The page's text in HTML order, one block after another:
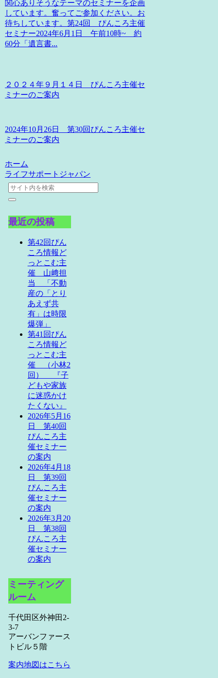
関心ありそうなテーマのセミナーを企画
しています。奮ってご参加ください。お
待ちしています。第24回 ぴんころ主催
セミナー2024年6月1日 午前10時~ 約
60分「遺言書...
２０２４年９月１４日 ぴんころ主催セ
ミナーのご案内
2024年10月26日 第30回ぴんころ主催セ
ミナーのご案内
ホーム
ライフサポートジャパン
最近の投稿
第42回ぴん
ころ情報ど
っとこむ主
催 山﨑担
当 「不動
産の「とり
あえず共
有」は時限
爆弾」
第41回ぴん
ころ情報ど
っとこむ主
催 （小林2
回） 『子
どもや家族
に迷惑かけ
たくない』
2026年5月16
日 第40回
ぴんころ主
催セミナー
の案内
2026年4月18
日 第39回
ぴんころ主
催セミナー
の案内
2026年3月20
日 第38回
ぴんころ主
催セミナー
の案内
ミーティング
ルーム
千代田区外神田2-
3-7
アーバンファース
トビル５階
案内地図はこちら